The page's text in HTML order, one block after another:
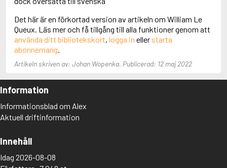
Det här är en förkortad version av artikeln om William Le
Queux. Läs mer och få tillgång till alla funktioner genom att
använda ditt bibliotekskort, logga in eller starta
abonnemang
Artikeln skriven av: Johan Wopenka. Publicerad: 12 maj 2022
Information
Informationsblad om Alex
Aktuell driftinformation
Innehåll
Idag 2026-08-08